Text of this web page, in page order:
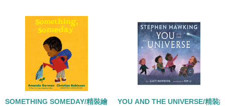
SOMETHING SOMEDAY/精裝繪本 YOU AND THE UNIVERSE/精裝